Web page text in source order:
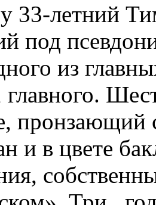
33-летний
под
из
и в цвете